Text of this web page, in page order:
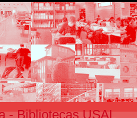
- Bibliotecas USAL